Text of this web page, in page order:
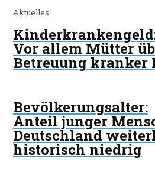
Aktuelles
Kinderkrankengeld
Vor allem Mütter
Betreuung kranker
Bevölkerungsalter:
Anteil junger
Deutschland
historisch niedrig